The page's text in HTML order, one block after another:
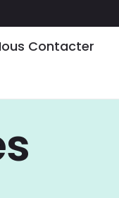
Contacter